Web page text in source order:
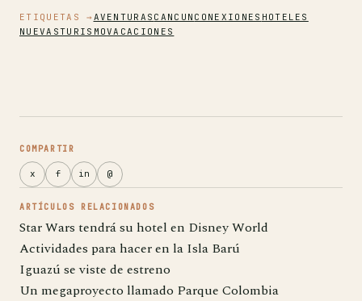
ETIQUETAS → AVENTURAS CANCUN CONEXIONES HOTELES
NUEVASTURISMOVACACIONES
COMPARTIR
x f in @
ARTÍCULOS RELACIONADOS
Star Wars tendrá su hotel en Disney World
Actividades para hacer en la Isla Barú
Iguazú se viste de estreno
Un megaproyecto llamado Parque Colombia